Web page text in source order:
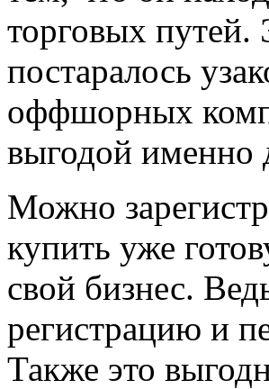
торговых путей.
постаралось
оффшорных
выгодой именно
Можно
купить уже
свой бизнес.
регистрацию и
Также это